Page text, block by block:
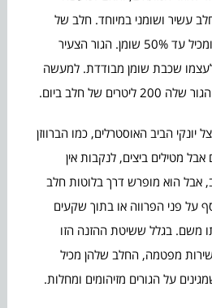
עשיר ושומני במיוחד. חלב של
ליוויתנים הוא עשיר במיוחד ומכיל עד 50% שומן. הגור הצעיר
שכבת שומן מבודדת. למעשה
של חלב ביום.
יונקי הביב האוסטרלים, כמו הברווזן
אבל מטילים ביצים, לנקבות אין
אבל הוא מופרש דרך בלוטות חלב
על פני הפרווה או בתוך שקעים
משם. בגלל ששיטת ההזנה הזו
מפטמה, החלב שלהן מכיל
על הגורים מזיהומים ומחלות.